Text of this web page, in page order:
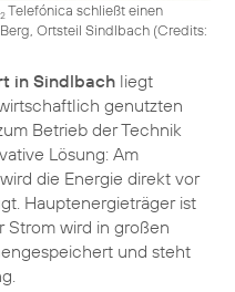
2Telefónica schließt einen
Ortsteil Sindlbach (Credits:
in Sindlbach liegt
genutzten
Betrieb der Technik
Lösung: Am
die Energie direkt vor
Hauptenergieträger ist
Strom wird in großen
und steht